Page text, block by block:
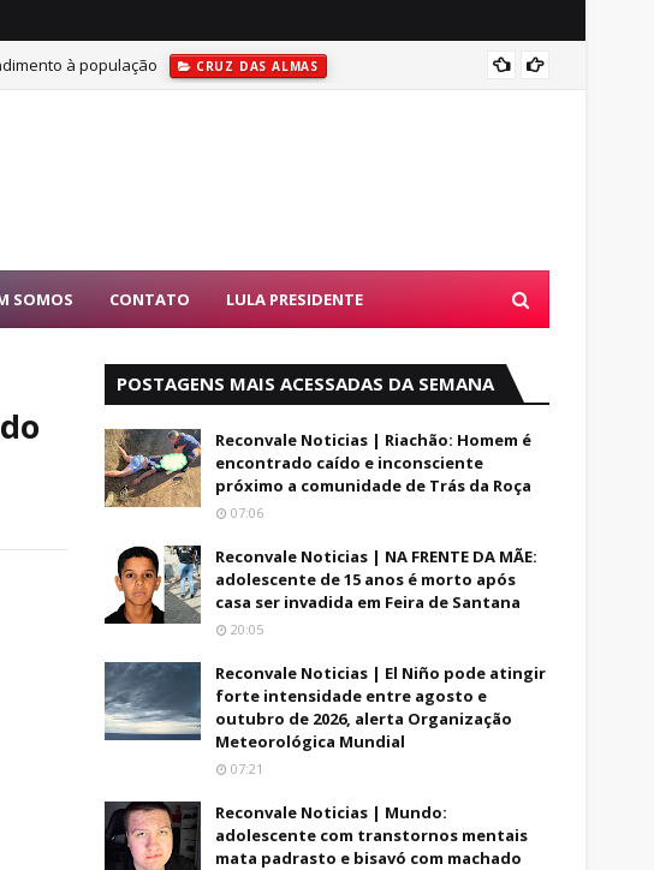
à população CRUZ DAS ALMAS
SOMOS CONTATO LULA PRESIDENTE
POSTAGENS MAIS ACESSADAS DA SEMANA
Reconvale Noticias | Riachão: Homem é
encontrado caído e inconsciente
próximo a comunidade de Trás da Roça
07:06
Reconvale Noticias | NA FRENTE DA MÃE:
adolescente de 15 anos é morto após
casa ser invadida em Feira de Santana
20:05
Reconvale Noticias | El Niño pode atingir
forte intensidade entre agosto e
outubro de 2026, alerta Organização
Meteorológica Mundial
07:21
Reconvale Noticias | Mundo:
adolescente com transtornos mentais
mata padrasto e bisavó com machado